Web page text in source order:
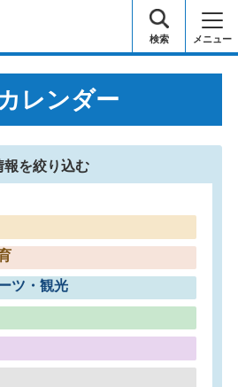
検索 メニュー
レンダー
報を絞り込む
ツ・観光